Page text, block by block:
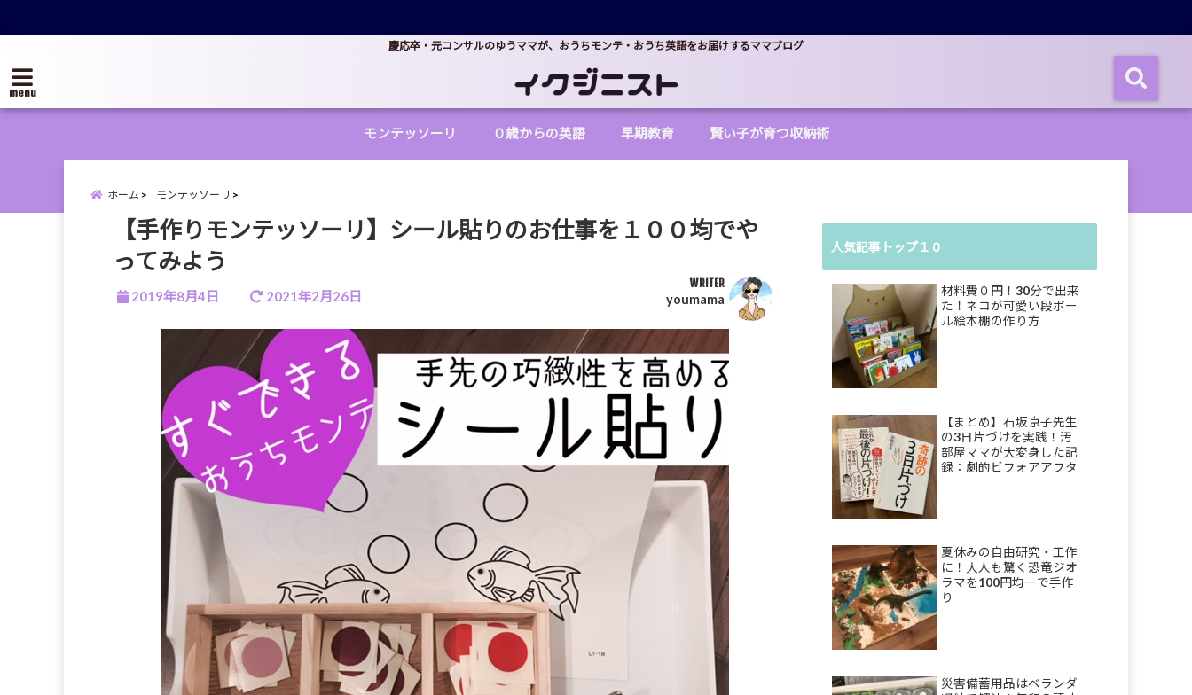
慶応卒・元コンサルのゆうママが、おうちモンテ・おうち英語をお届けするママブログ
menu
モンテッソーリ ０歳からの英語 早期教育 賢い子が育つ収納術
ホーム モンテッソーリ
【手作りモンテッソーリ】シール貼りのお仕事を１００均でや
ってみよう
2019年8月4日 2021年2月26日
WRITER
youmama
人気記事トップ１０
材料費０円！30分で出来
た！ネコが可愛い段ボー
ル絵本棚の作り方
【まとめ】石坂京子先生
の3日片づけを実践！汚
部屋ママが大変身した記
録：劇的ビフォアアフタ
夏休みの自由研究・工作
に！大人も驚く恐竜ジオ
ラマを100円均一で手作
り
災害備蓄用品はベランダ